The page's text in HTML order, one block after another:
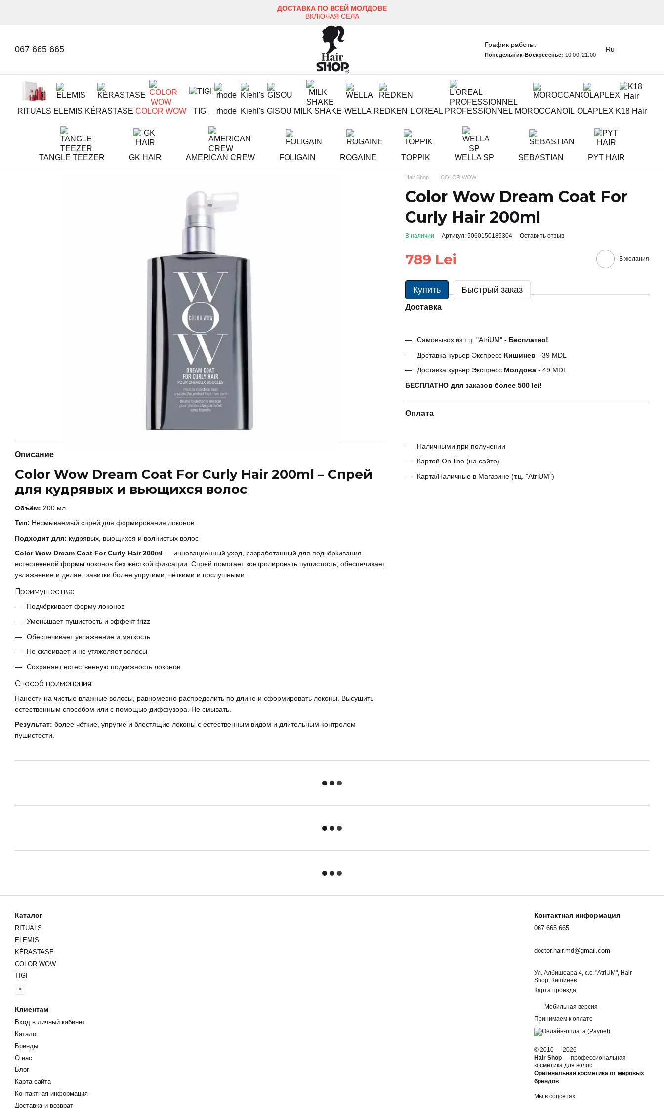
ДОСТАВКА ПО ВСЕЙ МОЛДОВЕ
ВКЛЮЧАЯ СЕЛА
067 665 665 График работы:
Понедельник-Воскресенье: 10:00–21:00
Ru
RITUALS ELEMIS KÉRASTASE COLOR WOW TIGI rhode Kiehl's GISOU MILK SHAKE WELLA REDKEN L'OREAL PROFESSIONNEL MOROCCANOIL OLAPLEX K18 Hair
TANGLE TEEZER GK HAIR AMERICAN CREW FOLIGAIN ROGAINE TOPPIK WELLA SP SEBASTIAN PYT HAIR
Описание
Color Wow Dream Coat For Curly Hair 200ml – Спрей
для кудрявых и вьющихся волос
Объём: 200 мл
Тип: Несмываемый спрей для формирования локонов
Подходит для: кудрявых, вьющихся и волнистых волос
Color Wow Dream Coat For Curly Hair 200ml — инновационный уход, разработанный для подчёркивания
естественной формы локонов без жёсткой фиксации. Спрей помогает контролировать пушистость, обеспечивает
увлажнение и делает завитки более упругими, чёткими и послушными.
Преимущества:
Подчёркивает форму локонов
Уменьшает пушистость и эффект frizz
Обеспечивает увлажнение и мягкость
Не склеивает и не утяжеляет волосы
Сохраняет естественную подвижность локонов
Способ применения:
Нанести на чистые влажные волосы, равномерно распределить по длине и сформировать локоны. Высушить
естественным способом или с помощью диффузора. Не смывать.
Результат: более чёткие, упругие и блестящие локоны с естественным видом и длительным контролем
пушистости.
Hair Shop COLOR WOW
Color Wow Dream Coat For
Curly Hair 200ml
В наличии Артикул: 5060150185304 Оставить отзыв
789 Lei В желания
Купить Быстрый заказ
Доставка
Самовывоз из т.ц. "AtriUM" - Бесплатно!
Доставка курьер Экспресс Кишинев - 39 MDL
Доставка курьер Экспресс Молдова - 49 MDL
БЕСПЛАТНО для заказов более 500 lei!
Оплата
Наличными при получении
Картой On-line (на сайте)
Карта/Наличные в Магазине (т.ц. "AtriUM")
Каталог
RITUALS
ELEMIS
KÉRASTASE
COLOR WOW
TIGI
>
Клиентам
Вход в личный кабинет
Каталог
Бренды
О нас
Блог
Карта сайта
Контактная информация
Доставка и возврат
Контактная информация
067 665 665
doctor.hair.md@gmail.com
Ул. Албишоара 4, c.c. "AtriUM", Hair
Shop, Кишинев
Карта проезда
Мобильная версия
Принимаем к оплате
© 2010 — 2026
Hair Shop —профессиональная
косметика для волос
Оригинальная косметика от мировых
брендов
Мы в соцсетях